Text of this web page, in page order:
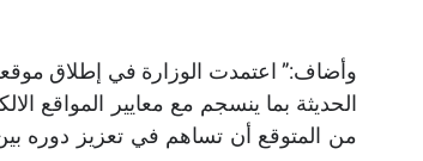
وأضاف:” اعتمدت الوزارة في إطلاق
الحديثة بما ينسجم مع معايير المواقع
من المتوقع أن تساهم في تعزيز دوره بين